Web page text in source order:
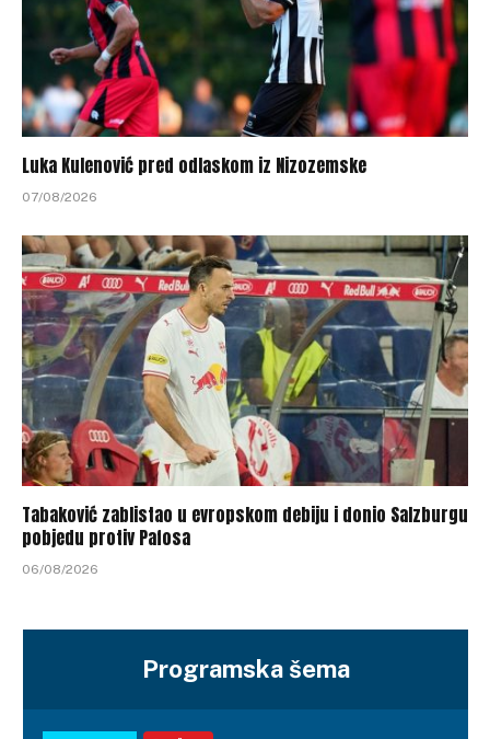
Luka Kulenović pred odlaskom iz Nizozemske
07/08/2026
Tabaković zablistao u evropskom debiju i donio Salzburgu
pobjedu protiv Pafosa
06/08/2026
Programska šema